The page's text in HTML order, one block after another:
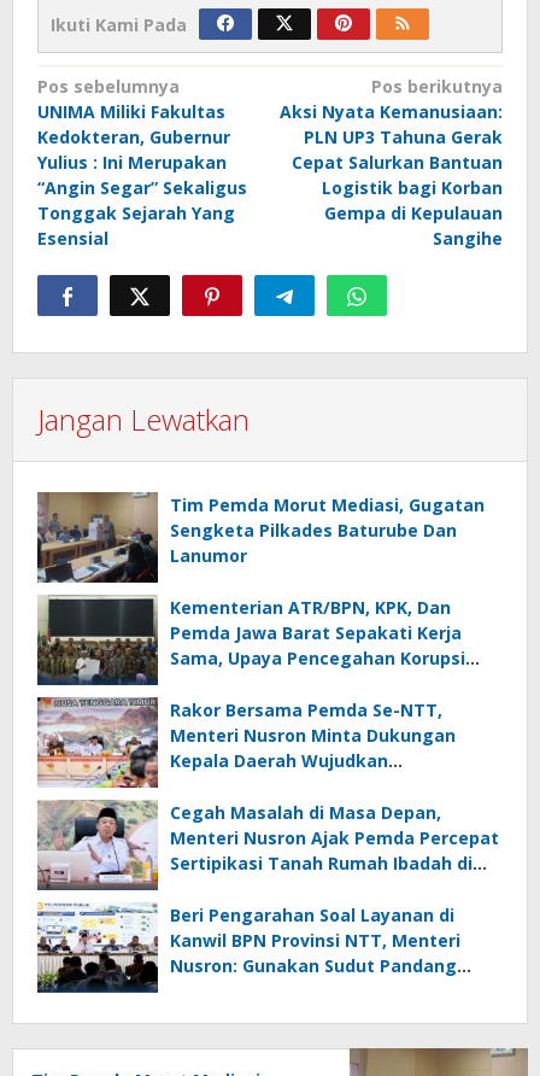
Ikuti Kami Pada
Navigasi
pos
Pos sebelumnya
UNIMA Miliki Fakultas
Kedokteran, Gubernur
Yulius : Ini Merupakan
“Angin Segar” Sekaligus
Tonggak Sejarah Yang
Esensial
Pos berikutnya
Aksi Nyata Kemanusiaan:
PLN UP3 Tahuna Gerak
Cepat Salurkan Bantuan
Logistik bagi Korban
Gempa di Kepulauan
Sangihe
Jangan Lewatkan
Tim Pemda Morut Mediasi, Gugatan
Sengketa Pilkades Baturube Dan
Lanumor
Kementerian ATR/BPN, KPK, Dan
Pemda Jawa Barat Sepakati Kerja
Sama, Upaya Pencegahan Korupsi
Rakor Bersama Pemda Se-NTT,
Menteri Nusron Minta Dukungan
Kepala Daerah Wujudkan
Cegah Masalah di Masa Depan,
Menteri Nusron Ajak Pemda Percepat
Sertipikasi Tanah Rumah Ibadah di
Beri Pengarahan Soal Layanan di
Kanwil BPN Provinsi NTT, Menteri
Nusron: Gunakan Sudut Pandang